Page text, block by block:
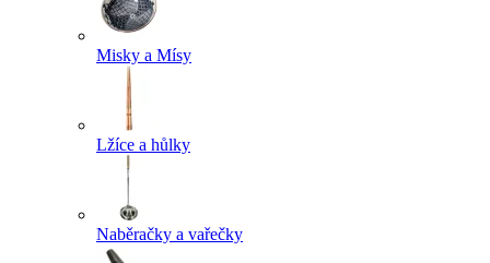
Misky a Mísy
Lžíce a hůlky
Naběračky a vařečky